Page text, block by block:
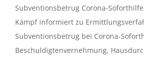
Subventionsbetrug Corona-
Kämpf informiert zu
Subventionsbetrug bei Corona-
Beschuldigtenvernehmung,